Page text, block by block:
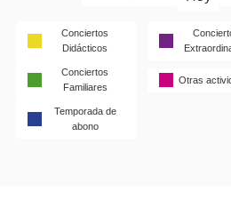
Conciertos
Didácticos
Conciertos
Familiares
Otras
Temporada de
abono